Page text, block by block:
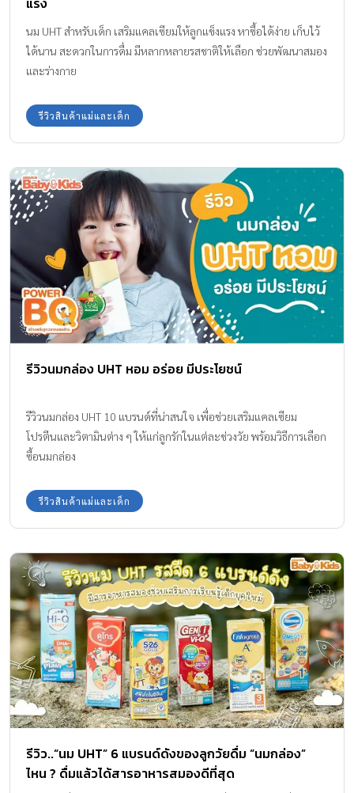
นม UHT สำหรับเด็ก เสริมแคลเซียมให้ลูกแข็งแรง หาซื้อได้ง่าย เก็บไว้
ได้นาน สะดวกในการดื่ม มีหลากหลายรสชาติให้เลือก ช่วยพัฒนาสมอง
และร่างกาย
รีวิวสินค้าแม่และเด็ก
รีวิวนมกล่อง UHT หอม อร่อย มีประโยชน์
รีวิวนมกล่อง UHT 10 แบรนด์ที่น่าสนใจ เพื่อช่วยเสริมแคลเซียม
โปรตีนและวิตามินต่าง ๆ ให้แก่ลูกรักในแต่ละช่วงวัย พร้อมวิธีการเลือก
ซื้อนมกล่อง
รีวิวสินค้าแม่และเด็ก
รีวิว..“นม UHT” 6 แบรนด์ดังของลูกวัยดื่ม “นมกล่อง”
ไหน ? ดื่มแล้วได้สารอาหารสมองดีที่สุด